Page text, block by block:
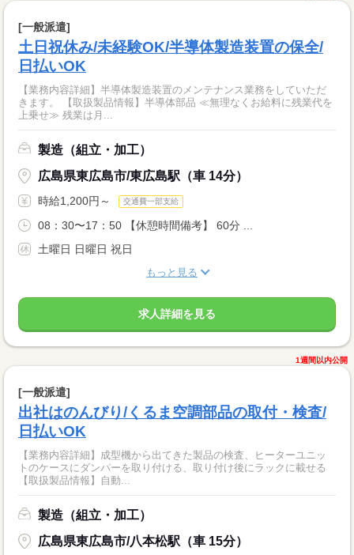
[一般派遣]
土日祝休み/未経験OK/半導体製造装置の保全/
日払いOK
【業務内容詳細】半導体製造装置のメンテナンス業務をしていただ
きます。 【取扱製品情報】半導体部品 ≪無理なくお給料に残業代を
上乗せ≫ 残業は月...
製造（組立・加工）
広島県東広島市/東広島駅（車 14分）
時給1,200円～ 交通費一部支給
08：30〜17：50 【休憩時間備考】 60分 ...
土曜日 日曜日 祝日
もっと見る
求人詳細を見る
1週間以内公開
[一般派遣]
出社はのんびり/くるま空調部品の取付・検査/
日払いOK
【業務内容詳細】成型機から出てきた製品の検査、ヒーターユニッ
トのケースにダンパーを取り付ける、取り付け後にラックに載せる
【取扱製品情報】自動...
製造（組立・加工）
広島県東広島市/八本松駅（車 15分）